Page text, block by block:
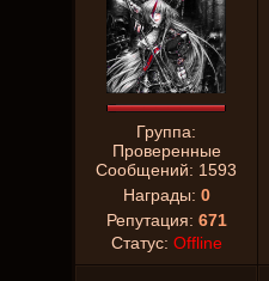
Группа:
Проверенные
Сообщений: 1593
Награды: 0
Репутация: 671
Статус: Offline